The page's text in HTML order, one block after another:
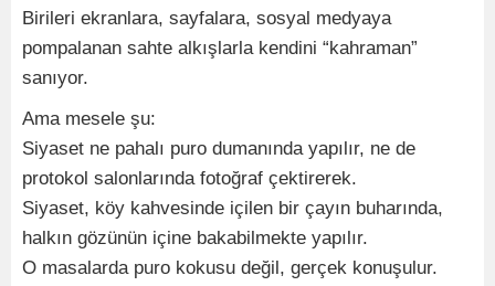
Birileri ekranlara, sayfalara, sosyal medyaya
pompalanan sahte alkışlarla kendini “kahraman”
sanıyor.
Ama mesele şu:
Siyaset ne pahalı puro dumanında yapılır, ne de
protokol salonlarında fotoğraf çektirerek.
Siyaset, köy kahvesinde içilen bir çayın buharında,
halkın gözünün içine bakabilmekte yapılır.
O masalarda puro kokusu değil, gerçek konuşulur.